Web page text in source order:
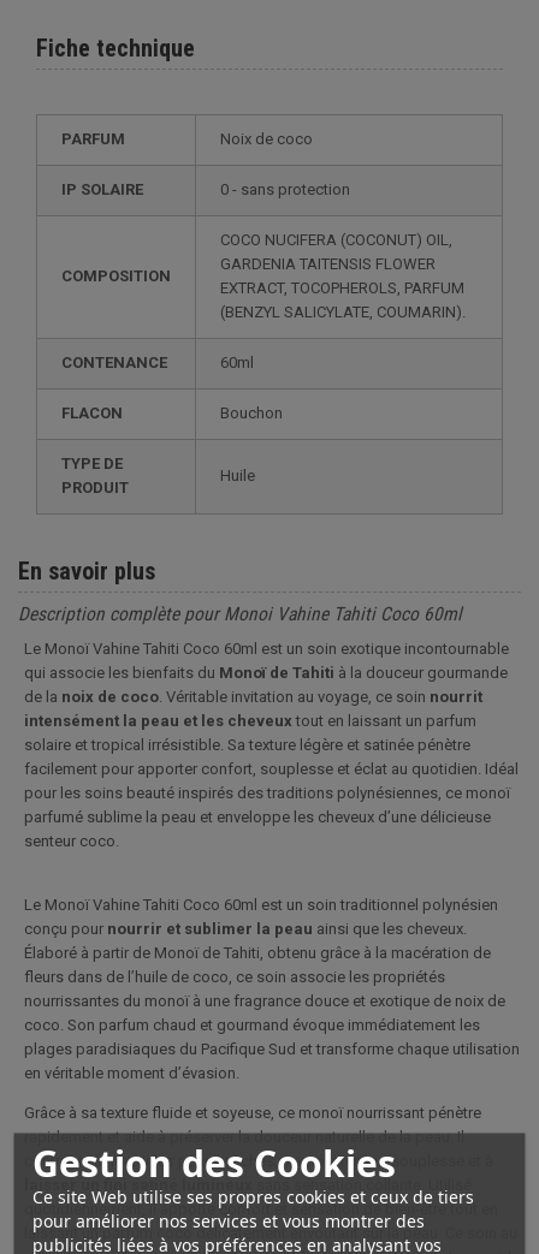
Gestion des Cookies
Ce site Web utilise ses propres cookies et ceux de tiers
pour améliorer nos services et vous montrer des
publicités liées à vos préférences en analysant vos
Fiche technique
PARFUM Noix de coco
IP SOLAIRE 0 - sans protection
COMPOSITION
COCO NUCIFERA (COCONUT) OIL,
GARDENIA TAITENSIS FLOWER
EXTRACT, TOCOPHEROLS, PARFUM
(BENZYL SALICYLATE, COUMARIN).
CONTENANCE 60ml
FLACON Bouchon
TYPE DE
PRODUIT
Huile
En savoir plus
Description complète pour Monoi Vahine Tahiti Coco 60ml
Le Monoï Vahine Tahiti Coco 60ml est un soin exotique incontournable
qui associe les bienfaits du Monoï de Tahiti à la douceur gourmande
de la noix de coco . Véritable invitation au voyage, ce soin nourrit
intensément la peau et les cheveux tout en laissant un parfum
solaire et tropical irrésistible. Sa texture légère et satinée pénètre
facilement pour apporter confort, souplesse et éclat au quotidien. Idéal
pour les soins beauté inspirés des traditions polynésiennes, ce monoï
parfumé sublime la peau et enveloppe les cheveux d’une délicieuse
senteur coco.
Le Monoï Vahine Tahiti Coco 60ml est un soin traditionnel polynésien
conçu pour nourrir et sublimer la peau ainsi que les cheveux.
Élaboré à partir de Monoï de Tahiti, obtenu grâce à la macération de
fleurs dans de l’huile de coco, ce soin associe les propriétés
nourrissantes du monoï à une fragrance douce et exotique de noix de
coco. Son parfum chaud et gourmand évoque immédiatement les
plages paradisiaques du Pacifique Sud et transforme chaque utilisation
en véritable moment d’évasion.
Grâce à sa texture fluide et soyeuse, ce monoï nourrissant pénètre
rapidement et aide à préserver la douceur naturelle de la peau. Il
contribue à nourrir les peaux sèches, à améliorer leur souplesse et à
quotidiennement, il apporte confort et sensation de bien-être tout en
laissant un parfum coco délicatement envoûtant sur la peau. Ce soin au